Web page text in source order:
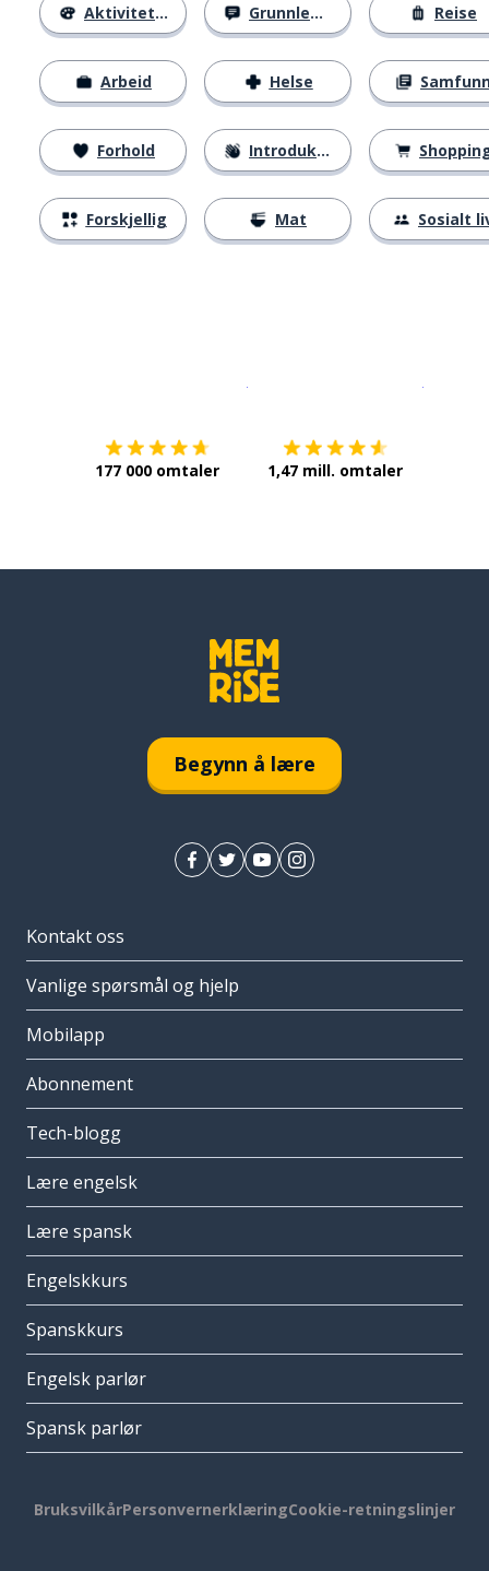
Aktiviteter
Arbeid
Forhold
Forskjellig
Grunnleggende
Helse
Introduksjoner
Mat
Reise
Sosialt
177 000 omtaler 1,47 mill. omtaler
Begynn å lære
Kontakt oss
Vanlige spørsmål og hjelp
Mobilapp
Abonnement
Tech-blogg
Lære engelsk
Lære spansk
Engelskkurs
Spanskkurs
Engelsk parlør
Spansk parlør
BruksvilkårPersonvernerklæringCookie-retningslinjer